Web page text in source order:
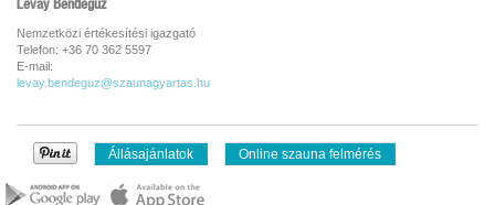
Lévay Bendegúz
Nemzetközi értékesítési igazgató
Telefon: +36 70 362 5597
E-mail:
levay.bendeguz@szaunagyartas.hu
Állásajánlatok Online szauna felmérés